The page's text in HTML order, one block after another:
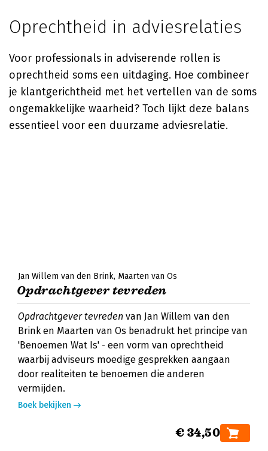
Oprechtheid in adviesrelaties
Voor professionals in adviserende rollen is
oprechtheid soms een uitdaging. Hoe combineer
je klantgerichtheid met het vertellen van de soms
ongemakkelijke waarheid? Toch lijkt deze balans
essentieel voor een duurzame adviesrelatie.
Jan Willem van den Brink Maarten van Os
Opdrachtgever tevreden
Opdrachtgever tevreden van Jan Willem van den
Brink en Maarten van Os benadrukt het principe van
'Benoemen Wat Is' - een vorm van oprechtheid
waarbij adviseurs moedige gesprekken aangaan
door realiteiten te benoemen die anderen
vermijden.
Boek bekijken
€ 34,50